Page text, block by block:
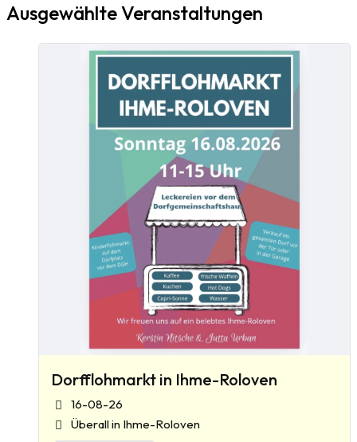
Ausgewählte Veranstaltungen
Dorfflohmarkt in Ihme-Roloven
16-08-26
Überall in Ihme-Roloven